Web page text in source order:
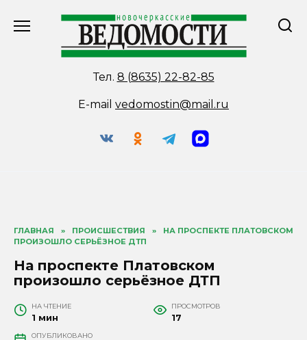
Тел. 8 (8635) 22-82-85
E-mail vedomostin@mail.ru
ГЛАВНАЯ » ПРОИСШЕСТВИЯ »
НА ПРОСПЕКТЕ ПЛАТОВСКОМ
ПРОИЗОШЛО СЕРЬЁЗНОЕ ДТП
На проспекте Платовском
произошло серьёзное ДТП
НА ЧТЕНИЕ
1 мин
ПРОСМОТРОВ
17
ОПУБЛИКОВАНО